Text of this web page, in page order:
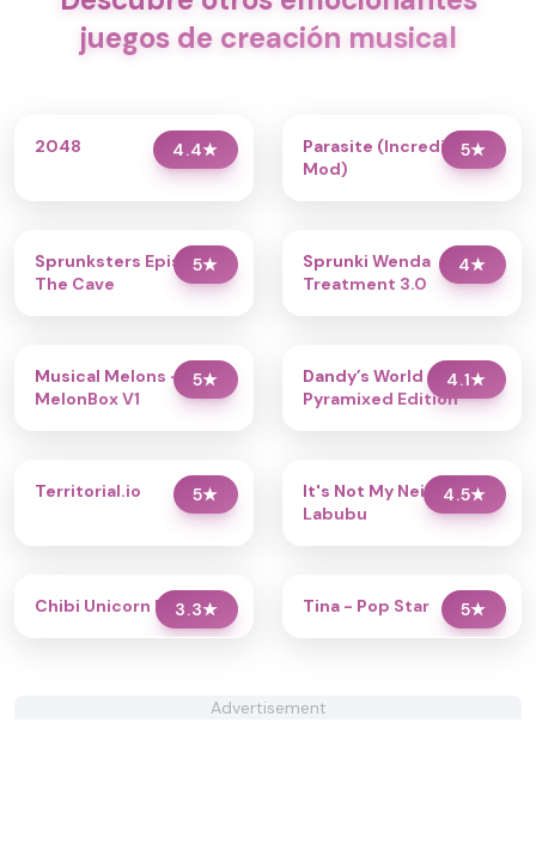
juegos de creación musical
4.4★
2048 5★
Parasite (Incredibox
Mod)
5★
Sprunksters Episode 2:
The Cave
4★
Sprunki Wenda
Treatment 3.0
5★
Musical Melons –
MelonBox V1
4.1★
Dandy’s World
Pyramixed Edition
5★
Territorial.io 4.5★
It's Not My Neighbor:
Labubu
3.3★
Chibi Unicorn Dress Up 5★
Tina - Pop Star
Advertisement